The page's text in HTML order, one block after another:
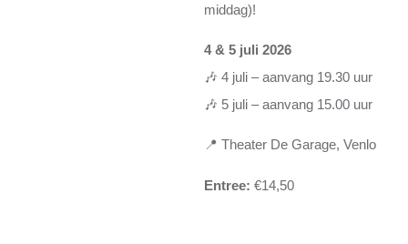
middag)!
4 & 5 juli 2026
🎶 4 juli – aanvang 19.30 uur
🎶 5 juli – aanvang 15.00 uur
📍 Theater De Garage, Venlo
Entree: €14,50